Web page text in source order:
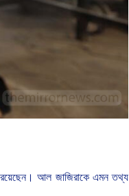
রয়েছেন। আল জাজিরাকে এমন তথ্য